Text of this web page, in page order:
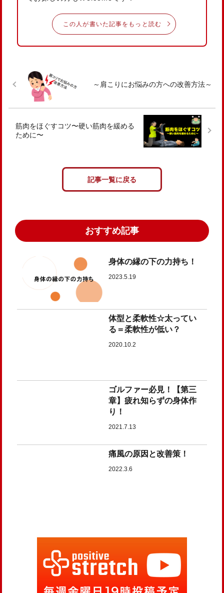
この人が書いた記事をもっと読む
～肩こりにお悩みの方への改善方法～
筋肉をほぐすコツ〜硬い筋肉を緩める
ために〜
記事一覧に戻る
おすすめ記事
身体の縁の下の力持ち！
2023.5.19
体型と柔軟性☆太ってい
る＝柔軟性が低い？
2020.10.2
ゴルファー必見！【第三
章】疲れ知らずの身体作
り！
2021.7.13
痛風の原因と改善策！
2022.3.6